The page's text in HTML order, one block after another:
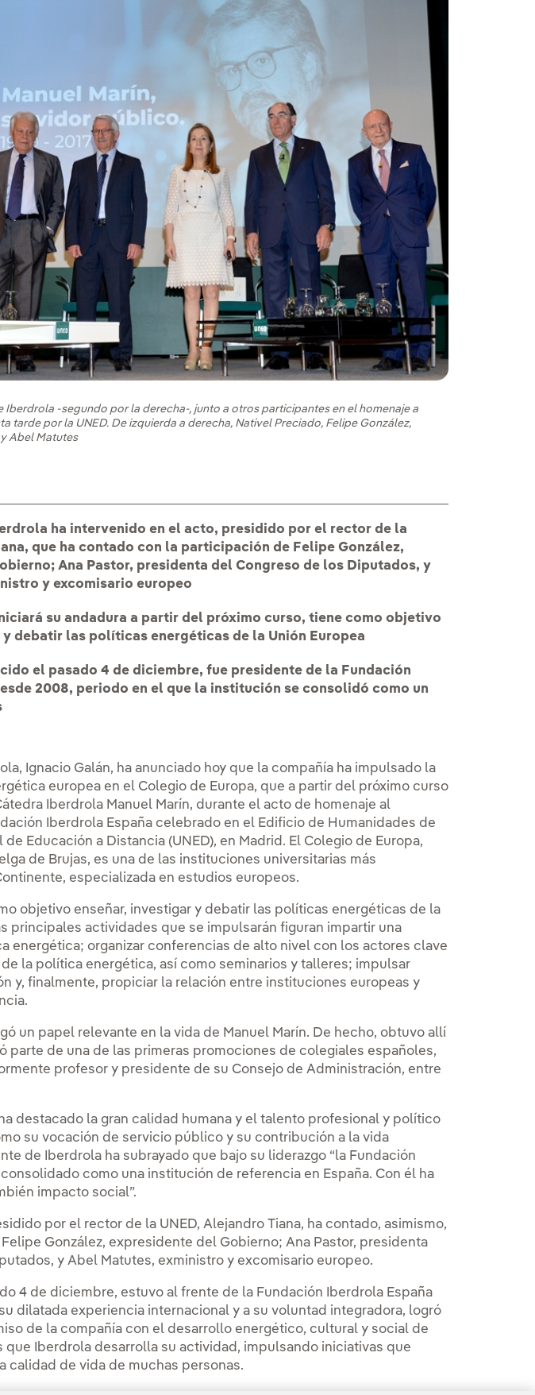
Iberdrola -segundo por la derecha-, junto a otros participantes en el homenaje a
tarde por la UNED. De izquierda a derecha, Nativel Preciado, Felipe González,
Abel Matutes
ha intervenido en el acto, presidido por el rector de la
que ha contado con la participación de Felipe González,
Ana Pastor, presidenta del Congreso de los Diputados, y
y excomisario europeo
su andadura a partir del próximo curso, tiene como objetivo
debatir las políticas energéticas de la Unión Europea
el pasado 4 de diciembre, fue presidente de la Fundación
2008, periodo en el que la institución se consolidó como un
Ignacio Galán, ha anunciado hoy que la compañía ha impulsado la
europea en el Colegio de Europa, que a partir del próximo curso
Iberdrola Manuel Marín, durante el acto de homenaje al
Iberdrola España celebrado en el Edificio de Humanidades de
Educación a Distancia (UNED), en Madrid. El Colegio de Europa,
de Brujas, es una de las instituciones universitarias más
especializada en estudios europeos.
objetivo enseñar, investigar y debatir las políticas energéticas de la
principales actividades que se impulsarán figuran impartir una
energética; organizar conferencias de alto nivel con los actores clave
la política energética, así como seminarios y talleres; impulsar
y, finalmente, propiciar la relación entre instituciones europeas y
un papel relevante en la vida de Manuel Marín. De hecho, obtuvo allí
parte de una de las primeras promociones de colegiales españoles,
profesor y presidente de su Consejo de Administración, entre
destacado la gran calidad humana y el talento profesional y político
su vocación de servicio público y su contribución a la vida
de Iberdrola ha subrayado que bajo su liderazgo “la Fundación
consolidado como una institución de referencia en España. Con él ha
impacto social”.
por el rector de la UNED, Alejandro Tiana, ha contado, asimismo,
González, expresidente del Gobierno; Ana Pastor, presidenta
y Abel Matutes, exministro y excomisario europeo.
4 de diciembre, estuvo al frente de la Fundación Iberdrola España
dilatada experiencia internacional y a su voluntad integradora, logró
de la compañía con el desarrollo energético, cultural y social de
que Iberdrola desarrolla su actividad, impulsando iniciativas que
calidad de vida de muchas personas.